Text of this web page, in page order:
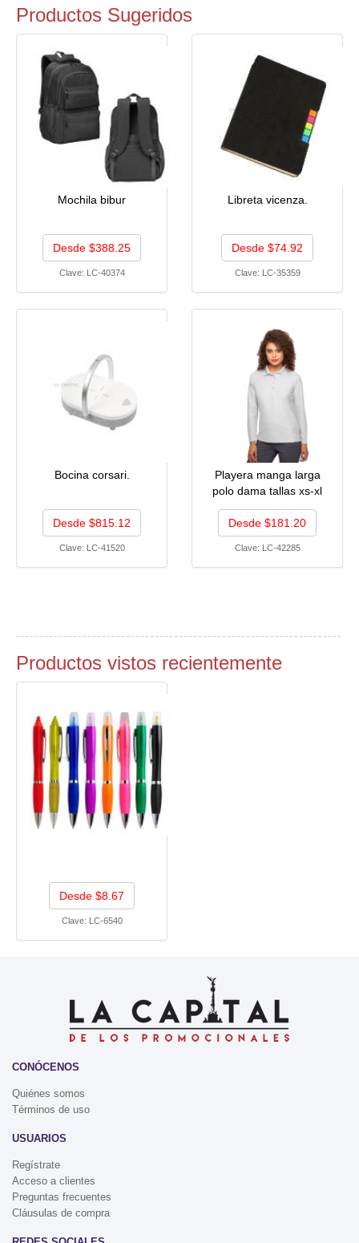
Productos Sugeridos
Mochila bibur
Desde $388.25
Clave: LC-40374
Libreta vicenza.
Desde $74.92
Clave: LC-35359
Bocina corsari.
Desde $815.12
Clave: LC-41520
Playera manga larga
polo dama tallas xs-xl
Desde $181.20
Clave: LC-42285
Productos vistos recientemente
Desde $8.67
Clave: LC-6540
CONÓCENOS
Quiénes somos
Términos de uso
USUARIOS
Regístrate
Acceso a clientes
Preguntas frecuentes
Cláusulas de compra